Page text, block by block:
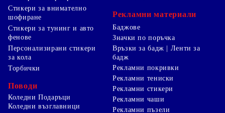
Стикери за внимателно
шофиране
Стикери за тунинг и авто
фенове
Персонализирани стикери
за кола
Торбички
Поводи
Коледни Подаръци
Коледни възглавници
Рекламни материали
Баджове
Значки по поръчка
Връзки за бадж | Ленти за
бадж
Рекламни покривки
Рекламни тениски
Рекламни стикери
Рекламни чаши
Рекламни пъзели